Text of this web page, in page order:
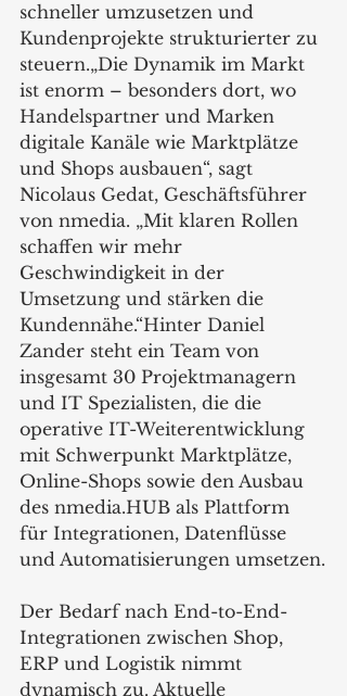
schneller umzusetzen und
Kundenprojekte strukturierter zu
steuern.„Die Dynamik im Markt
ist enorm – besonders dort, wo
Handelspartner und Marken
digitale Kanäle wie Marktplätze
und Shops ausbauen“, sagt
Nicolaus Gedat, Geschäftsführer
von nmedia. „Mit klaren Rollen
schaffen wir mehr
Geschwindigkeit in der
Umsetzung und stärken die
Kundennähe.“Hinter Daniel
Zander steht ein Team von
insgesamt 30 Projektmanagern
und IT Spezialisten, die die
operative IT-Weiterentwicklung
mit Schwerpunkt Marktplätze,
Online-Shops sowie den Ausbau
des nmedia.HUB als Plattform
für Integrationen, Datenflüsse
und Automatisierungen umsetzen.
Der Bedarf nach End-to-End-
Integrationen zwischen Shop,
ERP und Logistik nimmt
dynamisch zu. Aktuelle